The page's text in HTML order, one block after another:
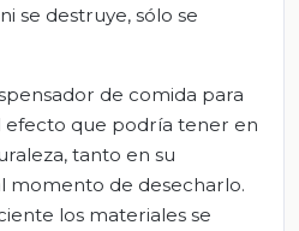
se destruye, sólo se
de comida para
efecto que podría tener en
tanto en su
momento de desecharlo.
los materiales se